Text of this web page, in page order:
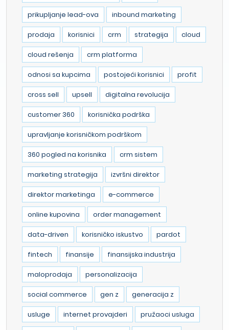
prikupljanje lead-ova inbound marketing
prodaja korisnici crm strategija cloud
cloud rešenja crm platforma
odnosi sa kupcima postojeći korisnici profit
cross sell upsell digitalna revolucija
customer 360 korisnička podrška
upravljanje korisničkom podrškom
360 pogled na korisnika crm sistem
marketing strategija izvršni direktor
direktor marketinga e-commerce
online kupovina order management
data-driven korisničko iskustvo pardot
fintech finansije finansijska industrija
maloprodaja personalizacija
social commerce gen z generacija z
usluge internet provajderi pružaoci usluga